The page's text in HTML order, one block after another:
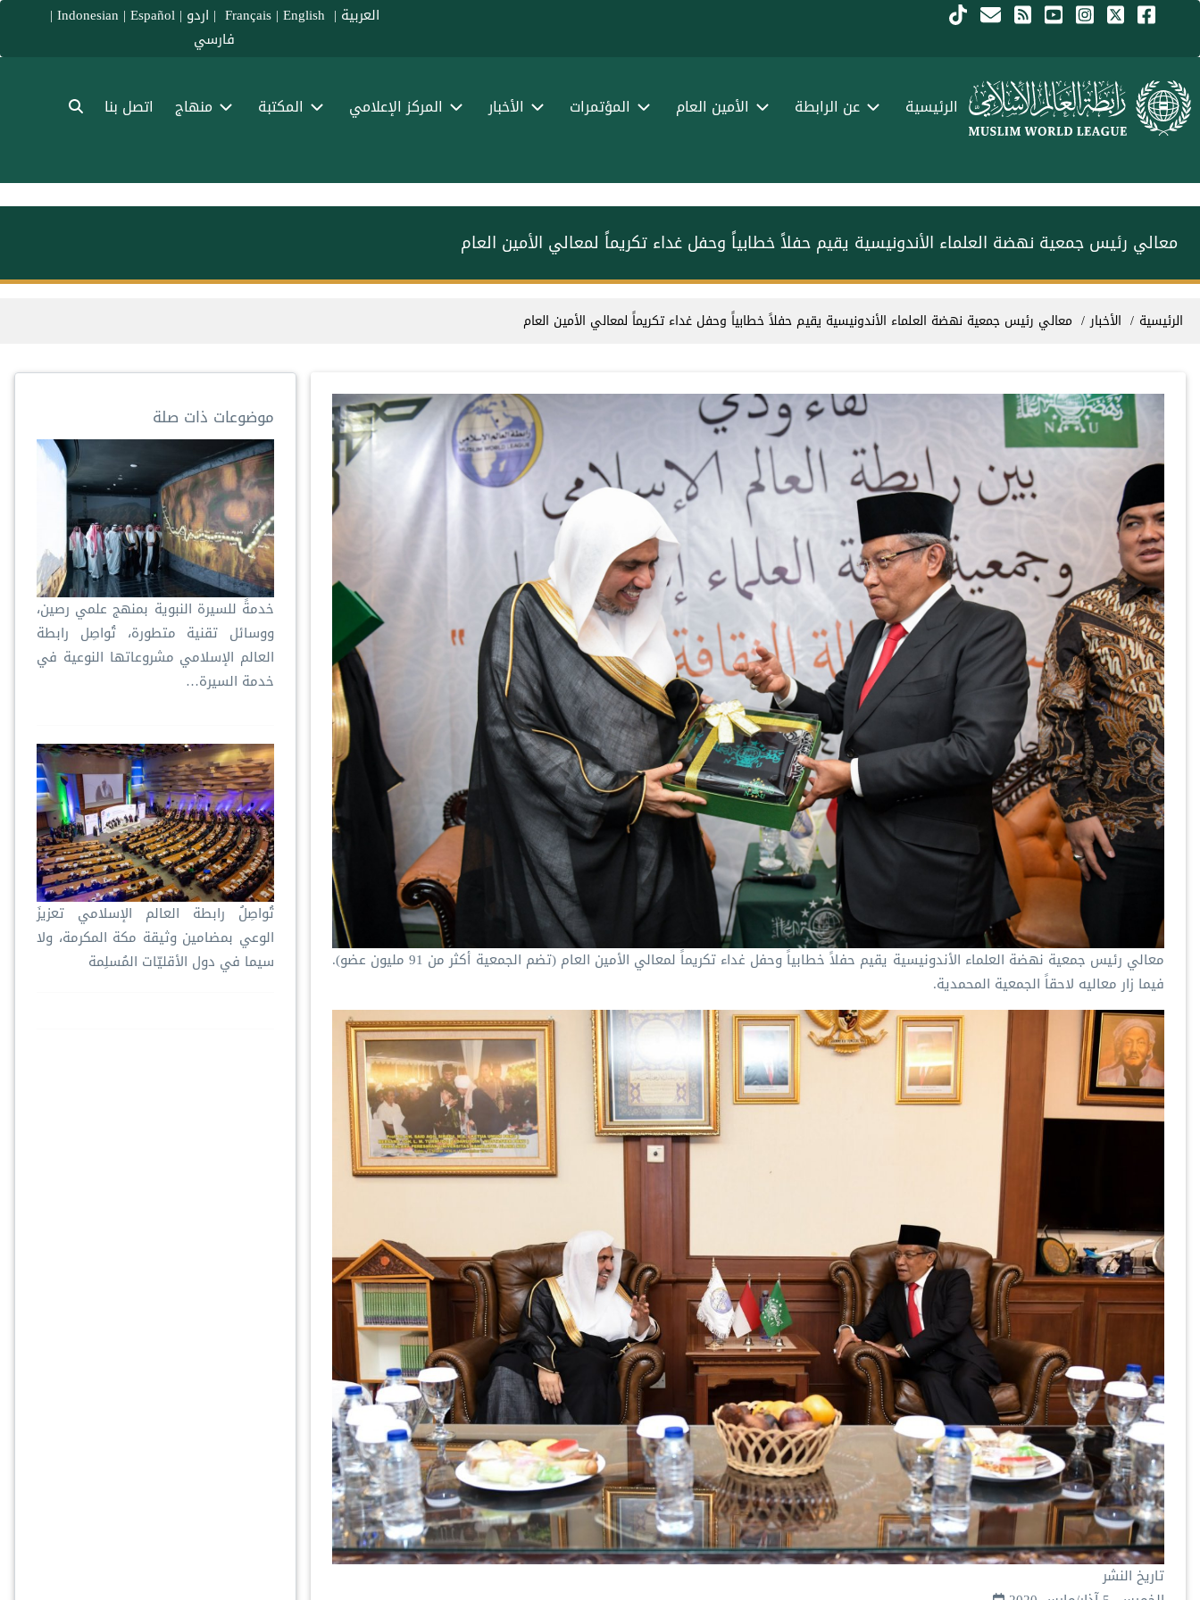
تجاوز إلى المحتوى الرئيسي العربية |
Français
| English
| اردو |
Indonesian | Español
|
فارسي
Menu Arabic الرئيسية عن الرابطة الأمين العام المؤتمرات الأخبار المركز الإعلامي المكتبة منهاج اتصل بنا
معالي رئيس جمعية نهضة العلماء الأندونيسية يقيم حفلاً خطابياً وحفل غداء تكريماً لمعالي الأمين العام
مسار التنقل
الرئيسية الأخبار معالي رئيس جمعية نهضة العلماء الأندونيسية يقيم حفلاً خطابياً وحفل غداء تكريماً لمعالي الأمين العام
معالي رئيس جمعية نهضة العلماء الأندونيسية يقيم حفلاً خطابياً وحفل غداء تكريماً لمعالي الأمين العام (تضم الجمعية أكثر من 91 مليون عضو).
فيما زار معاليه لاحقاً الجمعية المحمدية.
تاريخ النشر
موضوعات ذات صلة
خدمةً للسيرة النبوية بمنهج علمي رصين،
ووسائل تقنية متطورة، تُواصِل رابطة
العالم الإسلامي مشروعاتها النوعية في
خدمة السيرة…
تُواصِلُ ⁧‫رابطة العالم الإسلامي‬⁩ تعزيزَ
الوعي بمضامين وثيقة مكة المكرمة، ولا
سيما في دول الأقليّات المُسلِمة